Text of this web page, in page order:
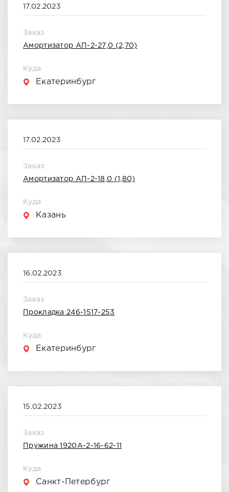
Июнь 2022
Сентябрь 2022
Октябрь 2022
Февраль 2023
Март 2023
17.02.2023
Заказ
Амортизатор АП-2-27,0 (2,70)
Куда
Екатеринбург
17.02.2023
Заказ
Амортизатор АП-2-18,0 (1,80)
Куда
Казань
16.02.2023
Заказ
Прокладка 246-1517-253
Куда
Екатеринбург
15.02.2023
Заказ
Пружина 1920А-2-16-62-11
Куда
Санкт-Петербург